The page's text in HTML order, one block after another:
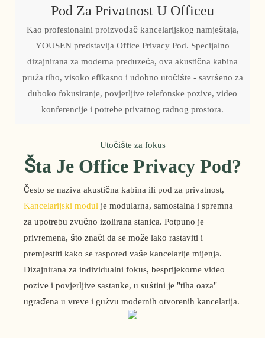
Pod Za Privatnost U Officeu
Kao profesionalni proizvođač kancelarijskog namještaja,
YOUSEN predstavlja Office Privacy Pod. Specijalno
dizajnirana za moderna preduzeća, ova akustična kabina
pruža tiho, visoko efikasno i udobno utočište - savršeno za
duboko fokusiranje, povjerljive telefonske pozive, video
konferencije i potrebe privatnog radnog prostora.
Utočište za fokus
Šta Je Office Privacy Pod?
Često se naziva akustična kabina ili pod za privatnost,
Kancelarijski modul je modularna, samostalna i spremna
za upotrebu zvučno izolirana stanica. Potpuno je
privremena, što znači da se može lako rastaviti i
premjestiti kako se raspored vaše kancelarije mijenja.
Dizajnirana za individualni fokus, besprijekorne video
pozive i povjerljive sastanke, u suštini je "tiha oaza"
ugrađena u vreve i gužvu modernih otvorenih kancelarija.